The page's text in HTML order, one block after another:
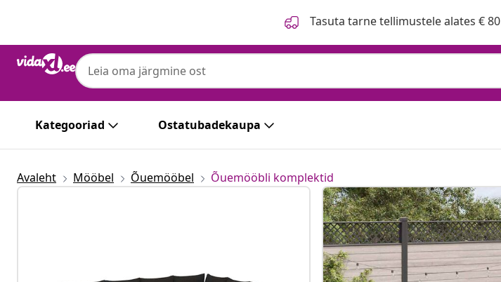
Tasuta tarne tellimustele alates € 80
Kategooriad Ostatubadekaupa
Avaleht Mööbel Õuemööbel Õuemööbli komplektid